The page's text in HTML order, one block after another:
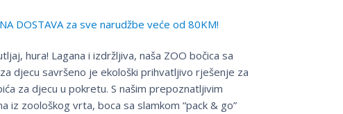
DOSTAVA za sve narudžbe veće od 80KM!
hura! Lagana i izdržljiva, naša ZOO bočica sa
djecu savršeno je ekološki prihvatljivo rješenje za
za djecu u pokretu. S našim prepoznatljivim
iz zoološkog vrta, boca sa slamkom “pack & go”